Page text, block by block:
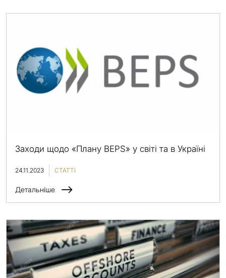
Заходи щодо «Плану BEPS» у світі та в Україні
24.11.2023 СТАТТІ
Детальніше